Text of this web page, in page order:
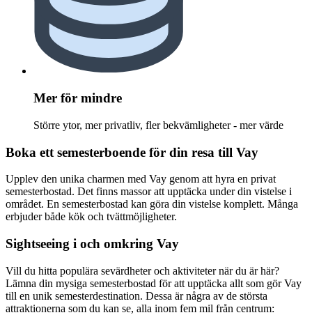
Mer för mindre
Större ytor, mer privatliv, fler bekvämligheter - mer värde
Boka ett semesterboende för din resa till Vay
Upplev den unika charmen med Vay genom att hyra en privat
semesterbostad. Det finns massor att upptäcka under din vistelse i
området. En semesterbostad kan göra din vistelse komplett. Många
erbjuder både kök och tvättmöjligheter.
Sightseeing i och omkring Vay
Vill du hitta populära sevärdheter och aktiviteter när du är här?
Lämna din mysiga semesterbostad för att upptäcka allt som gör Vay
till en unik semesterdestination. Dessa är några av de största
attraktionerna som du kan se, alla inom fem mil från centrum: